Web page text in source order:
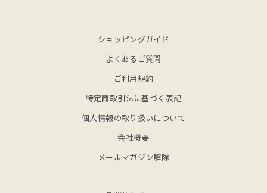
ショッピングガイド
よくあるご質問
ご利用規約
特定商取引法に基づく表記
個人情報の取り扱いについて
会社概要
メールマガジン解除